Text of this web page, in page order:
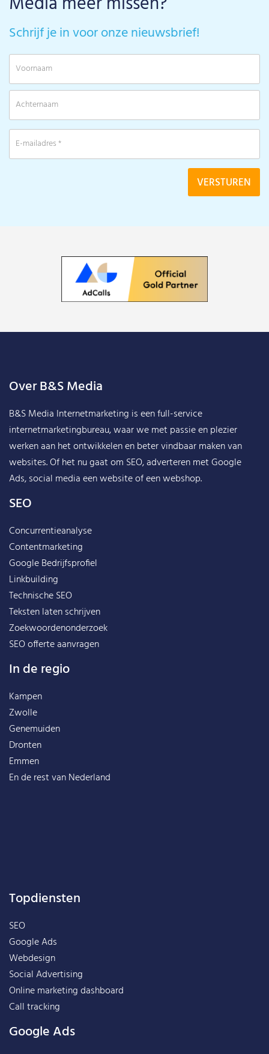
Schrijf je in voor onze nieuwsbrief!
Over B&S Media
B&S Media Internetmarketing is een full-service
internetmarketingbureau, waar we met passie en plezier
werken aan het ontwikkelen en beter vindbaar maken van
websites. Of het nu gaat om SEO, adverteren met Google
Ads, social media een website of een webshop.
SEO
Concurrentieanalyse
Contentmarketing
Google Bedrijfsprofiel
Linkbuilding
Technische SEO
Teksten laten schrijven
Zoekwoordenonderzoek
SEO offerte aanvragen
In de regio
Kampen
Zwolle
Genemuiden
Dronten
Emmen
En de rest vanNederland
Topdiensten
SEO
Google Ads
Webdesign
Social Advertising
Online marketing dashboard
Call tracking
Google Ads